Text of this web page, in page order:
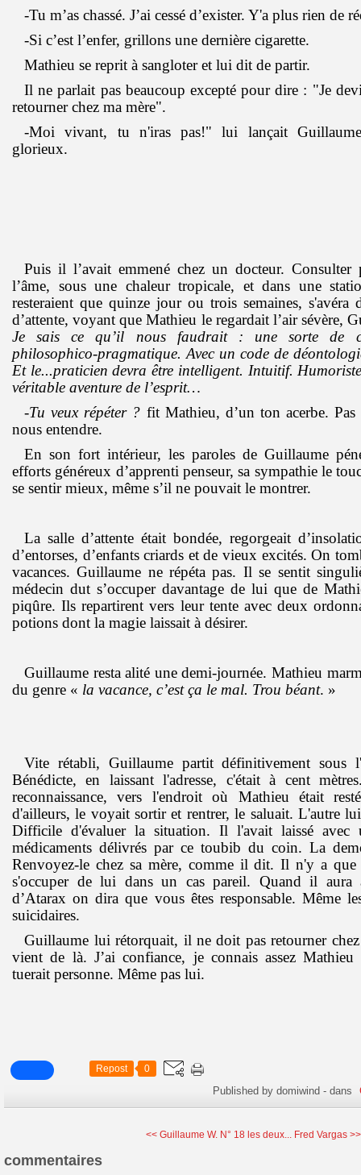
-Tu m’as chassé. J’ai cessé d’exister. Y'a plus rien de
-Si c’est l’enfer, grillons une dernière cigarette.
Mathieu se reprit à sangloter et lui dit de partir.
Il ne parlait pas beaucoup excepté pour dire : "Je
retourner chez ma mère".
-Moi vivant, tu n'iras pas!" lui lançait Guillaume
glorieux.
Puis il l’avait emmené chez un docteur. Consulter
l’âme, sous une chaleur tropicale, et dans une
resteraient que quinze jour ou trois semaines, s'avéra
d’attente, voyant que Mathieu le regardait l’air sévère,
Je sais ce qu’il nous faudrait : une sorte de
philosophico-pragmatique. Avec un code de
Et le...praticien devra être intelligent. Intuitif.
véritable aventure de l’esprit…
-Tu veux répéter ? fit Mathieu, d’un ton acerbe.
nous entendre.
En son fort intérieur, les paroles de Guillaume
efforts généreux d’apprenti penseur, sa sympathie le
se sentir mieux, même s’il ne pouvait le montrer.
La salle d’attente était bondée, regorgeait
d’entorses, d’enfants criards et de vieux excités. On
vacances. Guillaume ne répéta pas. Il se sentit
médecin dut s’occuper davantage de lui que de
piqûre. Ils repartirent vers leur tente avec deux
potions dont la magie laissait à désirer.
Guillaume resta alité une demi-journée. Mathieu
du genre « la vacance, c’est ça le mal. Trou béant. »
Vite rétabli, Guillaume partit définitivement sous
Bénédicte, en laissant l'adresse, c'était à cent
reconnaissance, vers l'endroit où Mathieu était
d'ailleurs, le voyait sortir et rentrer, le saluait. L'autre
Difficile d'évaluer la situation. Il l'avait laissé avec
médicaments délivrés par ce toubib du coin. La
Renvoyez-le chez sa mère, comme il dit. Il n'y a
s'occuper de lui dans un cas pareil. Quand il aura
d’Atarax on dira que vous êtes responsable. Même
suicidaires.
Guillaume lui rétorquait, il ne doit pas retourner
vient de là. J’ai confiance, je connais assez
tuerait personne. Même pas lui.
Repost 0
Published by domiwind -dans
<< Guillaume W. N° 18 les deux... Fred Vargas >>
commentaires